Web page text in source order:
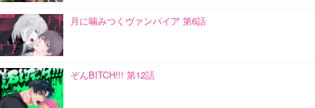
月に噛みつくヴァンパイア 第6話
ぞんBITCH!!! 第12話